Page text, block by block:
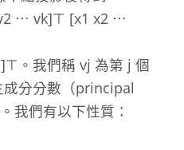
2 ⋯ vk]⊤ [x1 x2 ⋯
]⊤ 。我們稱 vj 為第 j 個
成分分數（principal
我們有以下性質：